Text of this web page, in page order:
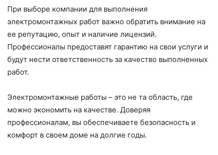
При выборе компании для выполнения
электромонтажных работ важно обратить внимание на
ее репутацию, опыт и наличие лицензий.
Профессионалы предоставят гарантию на свои услуги и
будут нести ответственность за качество выполненных
работ.
Электромонтажные работы – это не та область, где
можно экономить на качестве. Доверяя
профессионалам, вы обеспечиваете безопасность и
комфорт в своем доме на долгие годы.